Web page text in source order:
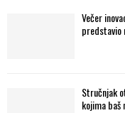
Večer
predstavio
Stručnjak
kojima baš